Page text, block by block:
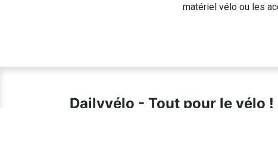
matériel vélo ou les
Dailyvélo - Tout pour le vélo !